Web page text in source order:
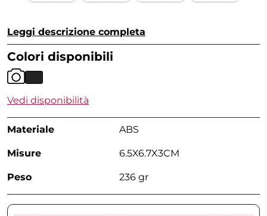
Leggi descrizione completa
Colori disponibili
Vedi disponibilità
Materiale ABS
Misure 6.5X6.7X3CM
Peso 236 gr